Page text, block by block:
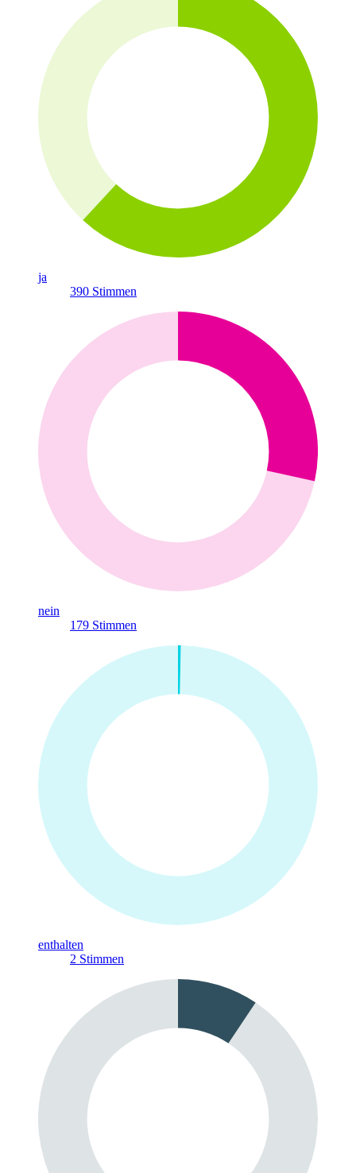
ja
390 Stimmen
nein
179 Stimmen
enthalten
2 Stimmen